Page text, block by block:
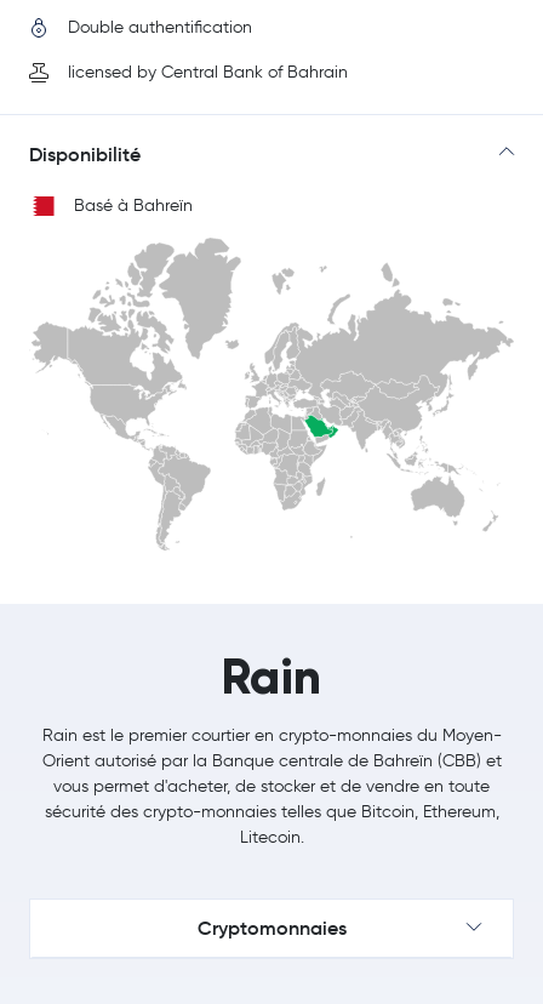
Double authentification
licensed by Central Bank of Bahrain
Disponibilité
Basé à Bahreïn
Rain
Rain est le premier courtier en crypto-monnaies du Moyen-
Orient autorisé par la Banque centrale de Bahreïn (CBB) et
vous permet d'acheter, de stocker et de vendre en toute
sécurité des crypto-monnaies telles que Bitcoin, Ethereum,
Litecoin.
Cryptomonnaies